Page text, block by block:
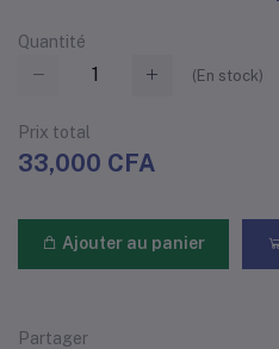
Quantité
( En stock)
Prix ​​total
33,000 CFA
Ajouter au panier
Partager